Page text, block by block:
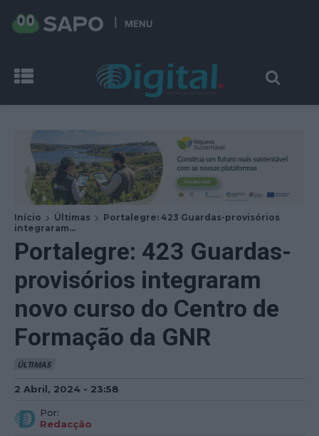
MENU
Início Últimas
Portalegre: 423 Guardas-provisórios
integraram...
Portalegre: 423 Guardas-
provisórios integraram
novo curso do Centro de
Formação da GNR
ÚLTIMAS
2 Abril, 2024 - 23:58
Por:
Redacção